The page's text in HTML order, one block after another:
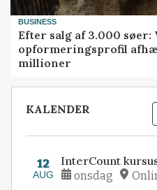
BUSINESS
Efter salg af 3.000 søer:
opformeringsprofil
millioner
KALENDER
12
AUG
InterCount
onsdag